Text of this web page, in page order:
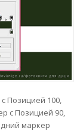
Позицией 100,
с Позицией 90,
маркер